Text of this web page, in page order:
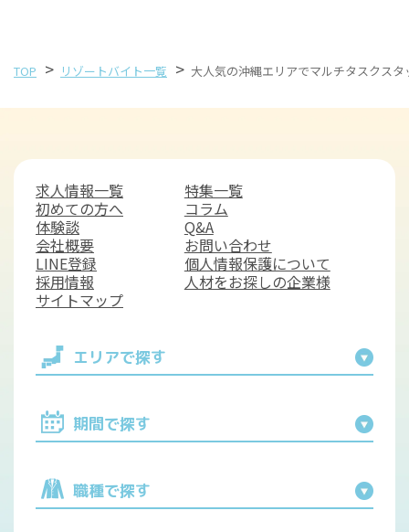
TOP > リゾートバイト一覧 > 大人気の沖縄エリアでマルチタスクスタ
エリアで探す
期間で探す
職種で探す
求人情報一覧
特集一覧
初めての方へ
コラム
体験談
Q&A
会社概要
お問い合わせ
LINE登録
個人情報保護について
採用情報
人材をお探しの企業様
サイトマップ